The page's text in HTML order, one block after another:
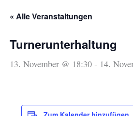
« Alle Veranstaltungen
Turnerunterhaltung
13. November @ 18:30 - 14.